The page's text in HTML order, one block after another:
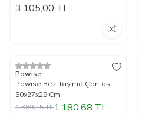
3.105,00 TL
%15İndirim
Pawise
Pawise Bez Taşıma Çantası
50x27x29 Cm
1.389,15TL1.180,68 TL